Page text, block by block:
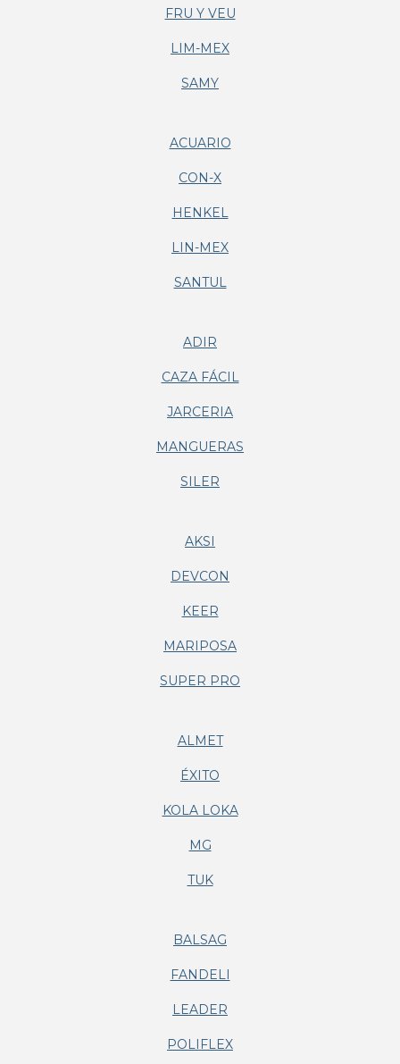
FRU Y VEU
LIM-MEX
SAMY
ACUARIO
CON-X
HENKEL
LIN-MEX
SANTUL
ADIR
CAZA FÁCIL
JARCERIA
MANGUERAS
SILER
AKSI
DEVCON
KEER
MARIPOSA
SUPER PRO
ALMET
ÉXITO
KOLA LOKA
MG
TUK
BALSAG
FANDELI
LEADER
POLIFLEX